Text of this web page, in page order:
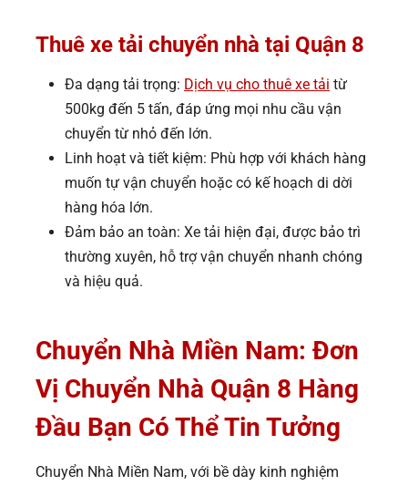
Thuê xe tải chuyển nhà tại Quận 8
Đa dạng tải trọng: Dịch vụ cho thuê xe tải từ
500kg đến 5 tấn, đáp ứng mọi nhu cầu vận
chuyển từ nhỏ đến lớn.
Linh hoạt và tiết kiệm: Phù hợp với khách hàng
muốn tự vận chuyển hoặc có kế hoạch di dời
hàng hóa lớn.
Đảm bảo an toàn: Xe tải hiện đại, được bảo trì
thường xuyên, hỗ trợ vận chuyển nhanh chóng
và hiệu quả.
Chuyển Nhà Miền Nam: Đơn
Vị Chuyển Nhà Quận 8 Hàng
Đầu Bạn Có Thể Tin Tưởng
Chuyển Nhà Miền Nam, với bề dày kinh nghiệm